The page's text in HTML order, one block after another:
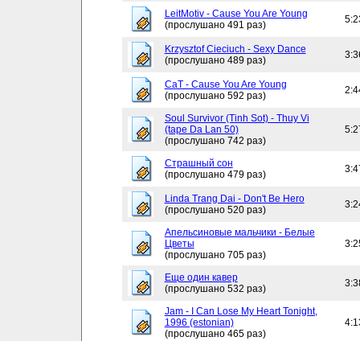
LeitMotiv - Cause You Are Young
(прослушано 491 раз)
Krzysztof Cieciuch - Sexy Dance
(прослушано 489 раз)
CaT - Cause You Are Young
(прослушано 592 раз)
Soul Survivor (Tinh Sot) - Thuy Vi
(tape Da Lan 50)
(прослушано 742 раз)
Страшный сон
(прослушано 479 раз)
Linda Trang Dai - Don't Be Hero
(прослушано 520 раз)
Апельсиновые мальчики - Белые
Цветы
(прослушано 705 раз)
Еще один кавер
(прослушано 532 раз)
Jam - I Can Lose My Heart Tonight,
1996 (estonian)
(прослушано 465 раз)